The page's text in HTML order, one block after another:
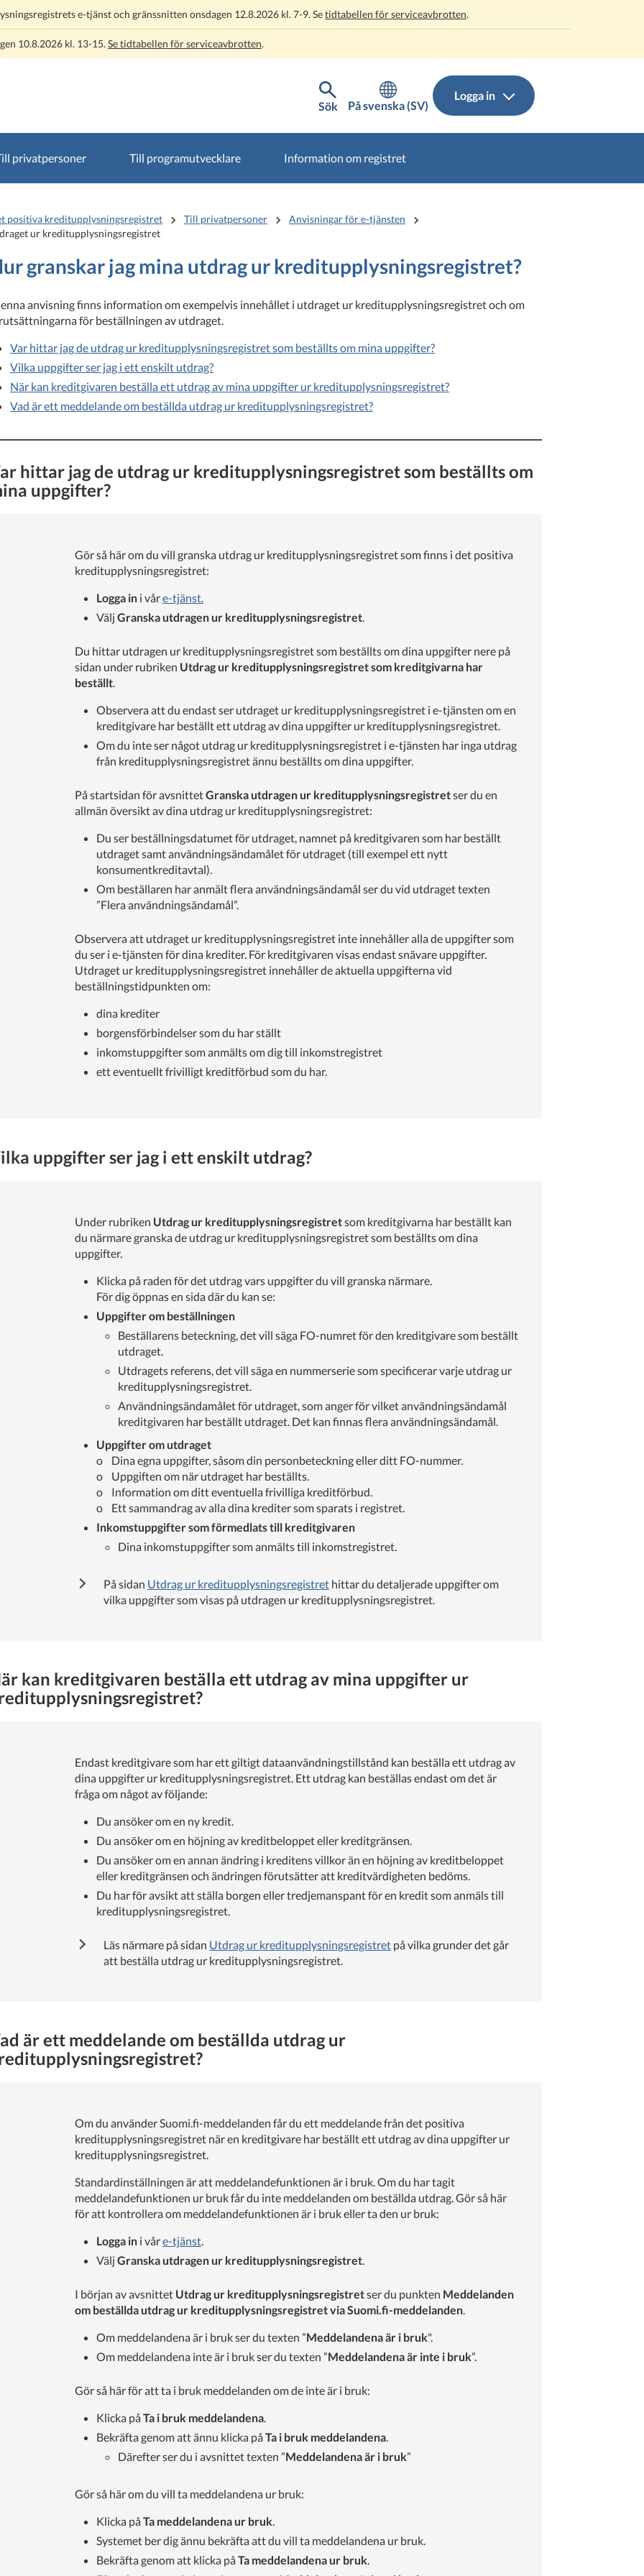
e-tjänst och gränssnitten onsdagen 12.8.2026 kl. 7-9. Setidtabellen för serviceavbrotten.
10.8.2026 kl. 13-15. Se tidtabellen för serviceavbrotten.
Sök På svenska (SV)
Logga in
privatpersoner Till programutvecklare Information om registret
positiva kreditupplysningsregistret Till privatpersoner
Anvisningar för e-tjänsten
ur kreditupplysningsregistret
granskar jag mina utdrag ur kreditupplysningsregistret?
anvisning finns information om exempelvis innehållet i utdraget ur kreditupplysningsregistret och om
för beställningen av utdraget.
Var hittar jag de utdrag ur kreditupplysningsregistret som beställts om mina uppgifter?
Vilka uppgifter ser jag i ett enskilt utdrag?
När kan kreditgivaren beställa ett utdrag av mina uppgifter ur kreditupplysningsregistret?
Vad är ett meddelande om beställda utdrag ur kreditupplysningsregistret?
hittar jag de utdrag ur kreditupplysningsregistret som beställts om
uppgifter?
Gör så här om du vill granska utdrag ur kreditupplysningsregistret som finns i det positiva
kreditupplysningsregistret:
Logga in i våre-tjänst.
Välj Granska utdragen ur kreditupplysningsregistret.
Du hittar utdragen ur kreditupplysningsregistret som beställts om dina uppgifter nere på
sidan under rubriken Utdrag ur kreditupplysningsregistret som kreditgivarna har
beställt.
Observera att du endast ser utdraget ur kreditupplysningsregistret i e-tjänsten om en
kreditgivare har beställt ett utdrag av dina uppgifter ur kreditupplysningsregistret.
Om du inte ser något utdrag ur kreditupplysningsregistret i e-tjänsten har inga utdrag
från kreditupplysningsregistret ännu beställts om dina uppgifter.
På startsidan för avsnittetGranska utdragen ur kreditupplysningsregistretser du en
allmän översikt av dina utdrag ur kreditupplysningsregistret:
Du ser beställningsdatumet för utdraget, namnet på kreditgivaren som har beställt
utdraget samt användningsändamålet för utdraget (till exempel ett nytt
konsumentkreditavtal).
Om beställaren har anmält flera användningsändamål ser du vid utdraget texten
”Flera användningsändamål”.
Observera att utdraget ur kreditupplysningsregistret inte innehåller alla de uppgifter som
du ser i e-tjänsten för dina krediter. För kreditgivaren visas endast snävare uppgifter.
Utdraget ur kreditupplysningsregistret innehåller de aktuella uppgifterna vid
beställningstidpunkten om:
dina krediter
borgensförbindelser som du har ställt
inkomstuppgifter som anmälts om dig till inkomstregistret
ett eventuellt frivilligt kreditförbud som du har.
uppgifter ser jag i ett enskilt utdrag?
Under rubriken Utdrag ur kreditupplysningsregistretsom kreditgivarna har beställt kan
du närmare granska de utdrag ur kreditupplysningsregistret som beställts om dina
uppgifter.
Klicka på raden för det utdrag vars uppgifter du vill granska närmare.
För dig öppnas en sida där du kan se:
Uppgifter om beställningen
Beställarens beteckning, det vill säga FO-numret för den kreditgivare som beställt
utdraget.
Utdragets referens, det vill säga en nummerserie som specificerar varje utdrag ur
kreditupplysningsregistret.
Användningsändamålet för utdraget, som anger för vilket användningsändamål
kreditgivaren har beställt utdraget. Det kan finnas flera användningsändamål.
Uppgifter om utdraget
o Dina egna uppgifter, såsom din personbeteckning eller ditt FO-nummer.
o Uppgiften om när utdraget har beställts.
o Information om ditt eventuella frivilliga kreditförbud.
o Ett sammandrag av alla dina krediter som sparats i registret.
Inkomstuppgifter som förmedlats till kreditgivaren
Dina inkomstuppgifter som anmälts till inkomstregistret.
På sidan Utdrag ur kreditupplysningsregistret hittar du detaljerade uppgifter om
vilka uppgifter som visas på utdragen ur kreditupplysningsregistret.
kan kreditgivaren beställa ett utdrag av mina uppgifter ur
Endast kreditgivare som har ett giltigt dataanvändningstillstånd kan beställa ett utdrag av
dina uppgifter ur kreditupplysningsregistret. Ett utdrag kan beställas endast om det är
fråga om något av följande:
Du ansöker om en ny kredit.
Du ansöker om en höjning av kreditbeloppet eller kreditgränsen.
Du ansöker om en annan ändring i kreditens villkor än en höjning av kreditbeloppet
eller kreditgränsen och ändringen förutsätter att kreditvärdigheten bedöms.
Du har för avsikt att ställa borgen eller tredjemanspant för en kredit som anmäls till
kreditupplysningsregistret.
Läs närmare på sidan Utdrag ur kreditupplysningsregistret på vilka grunder det går
att beställa utdrag ur kreditupplysningsregistret.
är ett meddelande om beställda utdrag ur
Om du använder Suomi.fi-meddelanden får du ett meddelande från det positiva
kreditupplysningsregistret när en kreditgivare har beställt ett utdrag av dina uppgifter ur
kreditupplysningsregistret.
Standardinställningen är att meddelandefunktionen är i bruk. Om du har tagit
meddelandefunktionen ur bruk får du inte meddelanden om beställda utdrag. Gör så här
för att kontrollera om meddelandefunktionen är i bruk eller ta den ur bruk:
Logga in i våre-tjänst
Välj Granska utdragen ur kreditupplysningsregistret
I början av avsnittet Utdrag ur kreditupplysningsregistretser du punkten Meddelanden
om beställda utdrag ur kreditupplysningsregistret via Suomi.fi-meddelanden
Om meddelandena är i bruk ser du texten ”Meddelandena är i bruk".
Om meddelandena inte är i bruk ser du texten ”Meddelandena är inte i bruk”.
Gör så här för att ta i bruk meddelanden om de inte är i bruk:
Klicka påTa i bruk meddelandena
Bekräfta genom att ännu klicka påTa i bruk meddelandena
Därefter ser du i avsnittet texten ”Meddelandena är i bruk”
Gör så här om du vill ta meddelandena ur bruk:
Klicka påTa meddelandena ur bruk
Systemet ber dig ännu bekräfta att du vill ta meddelandena ur bruk.
Bekräfta genom att klicka påTa meddelandena ur bruk